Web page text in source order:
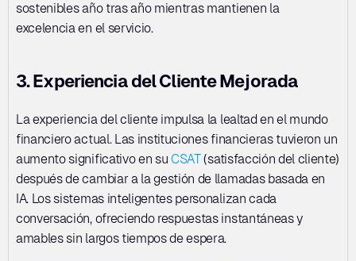
sostenibles año tras año mientras mantienen la
excelencia en el servicio.
3. Experiencia del Cliente Mejorada
La experiencia del cliente impulsa la lealtad en el mundo
financiero actual. Las instituciones financieras tuvieron un
aumento significativo en su CSAT (satisfacción del cliente)
después de cambiar a la gestión de llamadas basada en
IA. Los sistemas inteligentes personalizan cada
conversación, ofreciendo respuestas instantáneas y
amables sin largos tiempos de espera.